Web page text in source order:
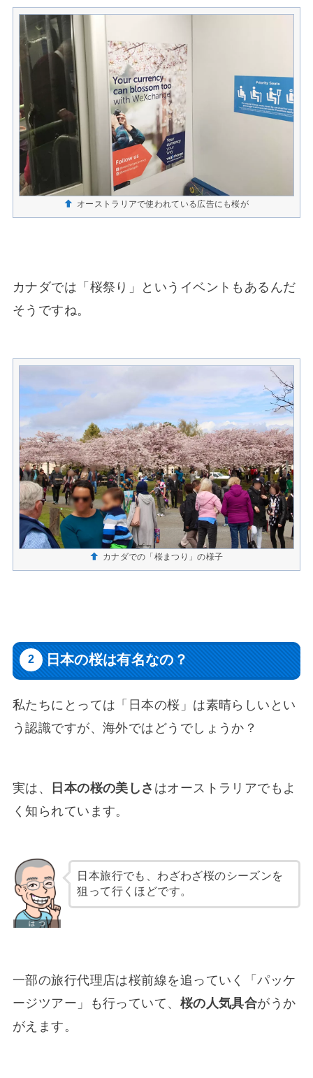
オーストラリアで使われている広告にも桜が
カナダでは「桜祭り」というイベントもあるんだ
そうですね。
カナダでの「桜まつり」の様子
日本の桜は有名なの？
私たちにとっては「日本の桜」は素晴らしいとい
う認識ですが、海外ではどうでしょうか？
実は、 日本の桜の美しさ はオーストラリアでもよ
く知られています。
日本旅行でも、わざわざ桜のシーズンを
狙って行くほどです。
一部の旅行代理店は桜前線を追っていく「パッケ
ージツアー」も行っていて、 桜の人気具合がうか
がえます。